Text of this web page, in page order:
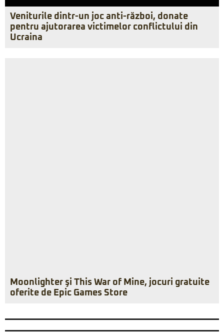
Veniturile dintr-un joc anti-război, donate
pentru ajutorarea victimelor conflictului din
Ucraina
Moonlighter şi This War of Mine, jocuri gratuite
oferite de Epic Games Store